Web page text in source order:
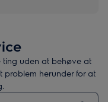
ting uden at behøve at
problem herunder for at